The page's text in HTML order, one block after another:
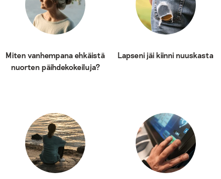
Miten vanhempana ehkäistä
nuorten päihdekokeiluja?
Lapseni jäi kiinni nuuskasta